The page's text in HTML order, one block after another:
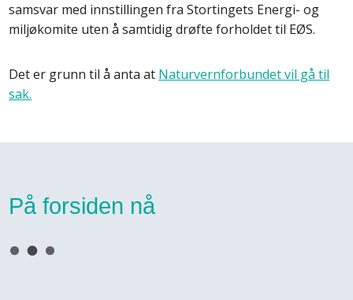
samsvar med innstillingen fra Stortingets Energi- og
miljøkomite uten å samtidig drøfte forholdet til EØS.
Det er grunn til å anta at Naturvernforbundet vil gå til
sak.
På forsiden nå